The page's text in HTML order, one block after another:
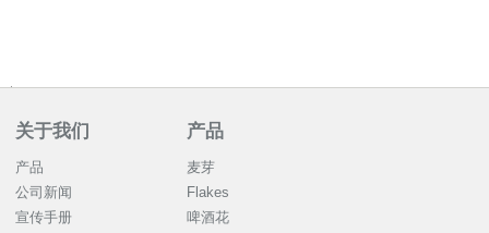
关于我们
产品
公司新闻
宣传手册
产品
麦芽
Flakes
啤酒花